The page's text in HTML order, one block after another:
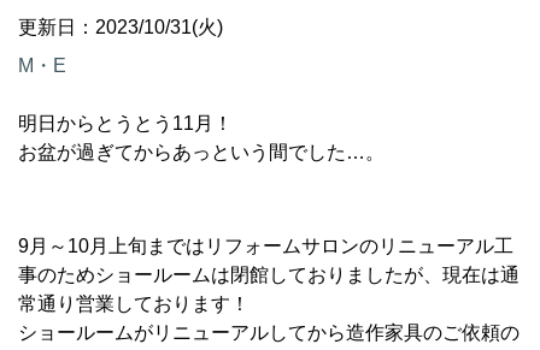
更新日：2023/10/31(火)
M・E
明日からとうとう11月！
お盆が過ぎてからあっという間でした…。
9月～10月上旬まではリフォームサロンのリニューアル工
事のためショールームは閉館しておりましたが、現在は通
常通り営業しております！
ショールームがリニューアルしてから造作家具のご依頼の